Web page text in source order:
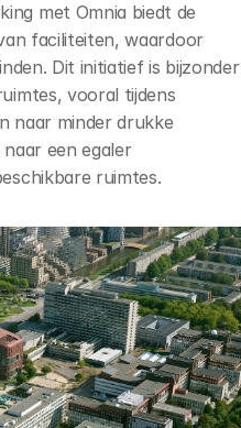
met Omnia biedt de
faciliteiten, waardoor
Dit initiatief is bijzonder
vooral tijdens
naar minder drukke
een egaler
ruimtes.